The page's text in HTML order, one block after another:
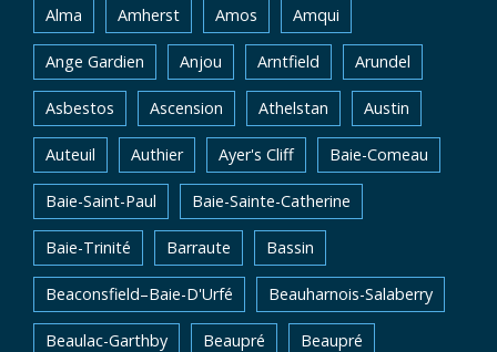
Alma Amherst Amos Amqui
Ange Gardien Anjou Arntfield Arundel
Asbestos Ascension Athelstan Austin
Auteuil Authier Ayer's Cliff Baie-Comeau
Baie-Saint-Paul Baie-Sainte-Catherine
Baie-Trinité Barraute Bassin
Beaconsfield–Baie-D'Urfé Beauharnois-Salaberry
Beaulac-Garthby Beaupré Beaupré